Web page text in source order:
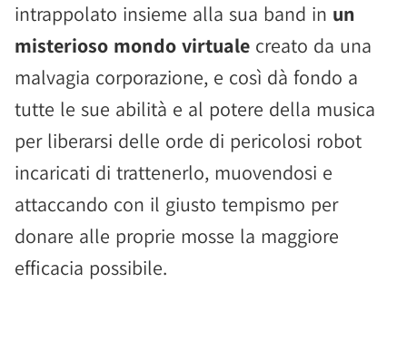
intrappolato insieme alla sua band in un
misterioso mondo virtuale creato da una
malvagia corporazione, e così dà fondo a
tutte le sue abilità e al potere della musica
per liberarsi delle orde di pericolosi robot
incaricati di trattenerlo, muovendosi e
attaccando con il giusto tempismo per
donare alle proprie mosse la maggiore
efficacia possibile.